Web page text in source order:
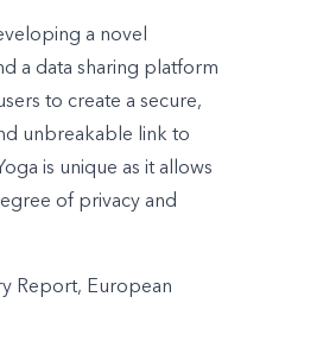
a novel
a data sharing platform
to create a secure,
unbreakable link to
is unique as it allows
of privacy and
Report, European